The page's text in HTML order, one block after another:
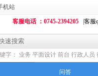
机站
客服电话 ：0745-2394205 |客服
字： 业务 平面设计 前台 行政人员
问答